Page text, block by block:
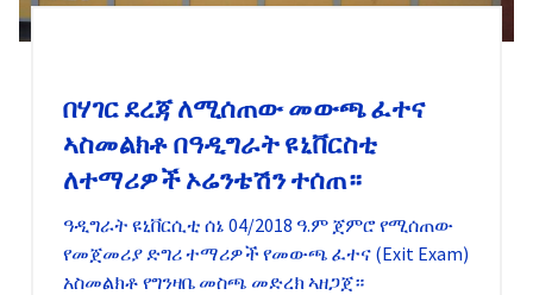
በሃገር ደረጃ ለሚሰጠው መውጫ ፈተና
ኣስመልክቶ በዓዲግራት ዩኒቨርስቲ
ለተማሪዎች ኦሬንቴሽን ተሰጠ።
ዓዲግራት ዩኒቨርሲቲ ሰኔ 04/2018 ዓ.ም ጀምሮ የሚሰጠው
የመጀመሪያ ድግሪ ተማሪዎች የመውጫ ፈተና (Exit Exam)
አስመልክቶ የግንዛቤ መስጫ መድረክ ኣዘጋጀ።